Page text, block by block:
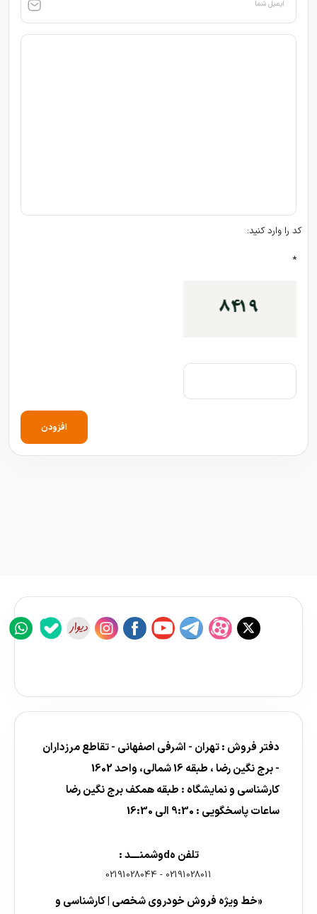
ایمیل شما
کد را وارد کنید:
*
افزودن
دفتر فروش : تهران - اشرفی اصفهانی - تقاطع مرزداران
- برج نگین رضا ، طبقه 16 شمالی، واحد 1602
کارشناسی و نمایشگاه : طبقه همکف برج نگین رضا
ساعات پاسخگویی : 9:30 الی 16:30
تلفن هdوشمنــــد :
02191028011
-
02191028044
«خط ویژه فروش خودروی شخصی | کارشناسی و